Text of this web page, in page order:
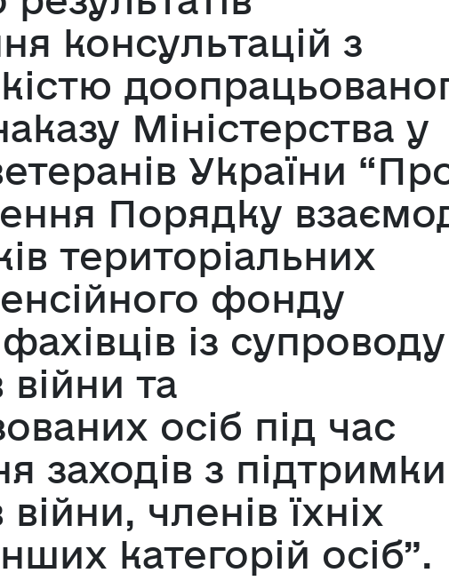
консультацій з
Міністерства у
України
Порядку
територіальних
фонду
із супроводу
війни та
осіб під час
заходів з підтримки
війни, членів їхніх
категорій осіб”.